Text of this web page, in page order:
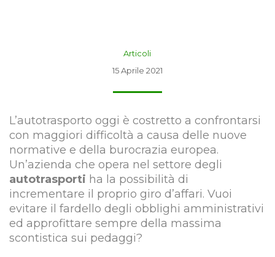
Articoli
15 Aprile 2021
L’autotrasporto oggi è costretto a confrontarsi
con maggiori difficoltà a causa delle nuove
normative e della burocrazia europea.
Un’azienda che opera nel settore degli
autotrasporti ha la possibilità di
incrementare il proprio giro d’affari. Vuoi
evitare il fardello degli obblighi amministrativi
ed approfittare sempre della massima
scontistica sui pedaggi?